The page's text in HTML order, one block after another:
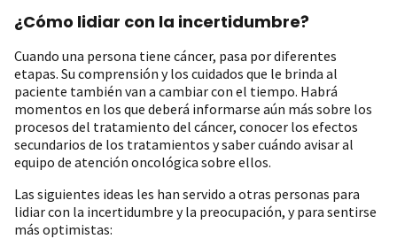
¿Cómo lidiar con la incertidumbre?
Cuando una persona tiene cáncer, pasa por diferentes
etapas. Su comprensión y los cuidados que le brinda al
paciente también van a cambiar con el tiempo. Habrá
momentos en los que deberá informarse aún más sobre los
procesos del tratamiento del cáncer, conocer los efectos
secundarios de los tratamientos y saber cuándo avisar al
equipo de atención oncológica sobre ellos.
Las siguientes ideas les han servido a otras personas para
lidiar con la incertidumbre y la preocupación, y para sentirse
más optimistas: